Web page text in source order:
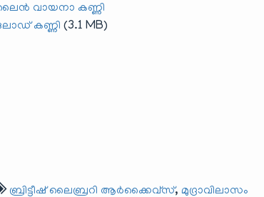
വായനാ കണ്ണി
കണ്ണി (3.1 MB)
ബ്രിട്ടീഷ് ലൈബ്രറി ആർക്കൈ‌വ്‌സ്, മുദ്രാവിലാസം